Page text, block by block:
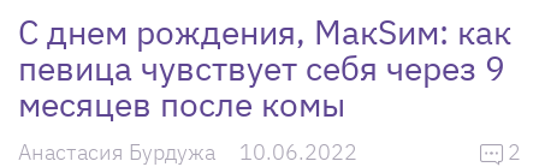
С днем рождения, МакSим: как
певица чувствует себя через 9
месяцев после комы
Анастасия Бурдужа 10.06.2022 2